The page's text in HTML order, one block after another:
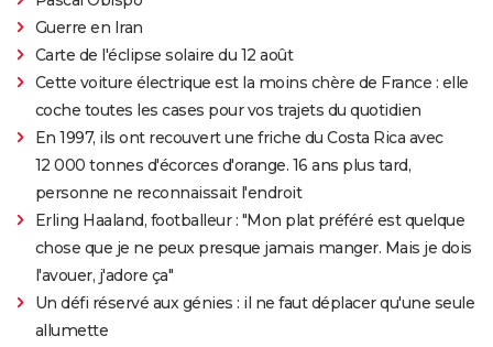
Guerre en Iran
Carte de l'éclipse solaire du 12 août
Cette voiture électrique est la moins chère de France : elle
coche toutes les cases pour vos trajets du quotidien
En 1997, ils ont recouvert une friche du Costa Rica avec
12 000 tonnes d'écorces d'orange. 16 ans plus tard,
personne ne reconnaissait l'endroit
Erling Haaland, footballeur : "Mon plat préféré est quelque
chose que je ne peux presque jamais manger. Mais je dois
l'avouer, j'adore ça"
Un défi réservé aux génies : il ne faut déplacer qu'une seule
allumette